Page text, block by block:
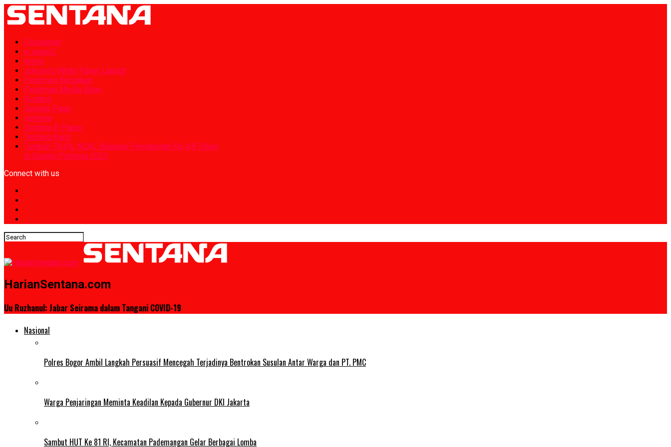
Disclaimer
e-paper2
home
Jokowi’s White Paper Launch
Pedoman Kebijakan
Pedoman Media Siber
Redaksi
Sample Page
sentana
Sentana E-Paper
Tentang Kami
Tumbuh 74,6%, NCKL Bukukan Pendapatan Rp 4,8 Triliun
di Kuartal Pertama 2023
Connect with us
HarianSentana.com
Uu Ruzhanul: Jabar Seirama dalam Tangani COVID-19
Nasional
Polres Bogor Ambil Langkah Persuasif Mencegah Terjadinya Bentrokan Susulan Antar Warga dan PT. PMC
Warga Penjaringan Meminta Keadilan Kepada Gubernur DKI Jakarta
Sambut HUT Ke 81 RI, Kecamatan Pademangan Gelar Berbagai Lomba